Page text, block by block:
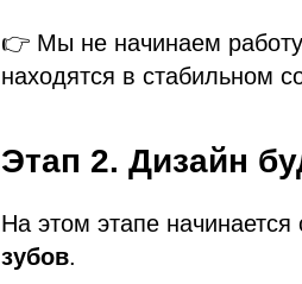
👉 Мы не начинаем
находятся в стабильном
Этап 2. Дизайн
На этом этапе
зубов.